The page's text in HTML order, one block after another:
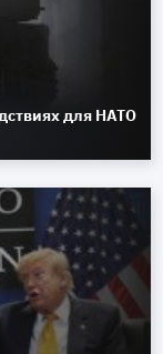
для НАТО